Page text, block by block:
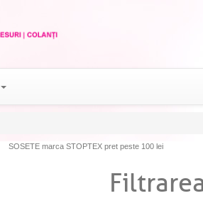
SOSETE marca STOPTEX pret peste 100 lei